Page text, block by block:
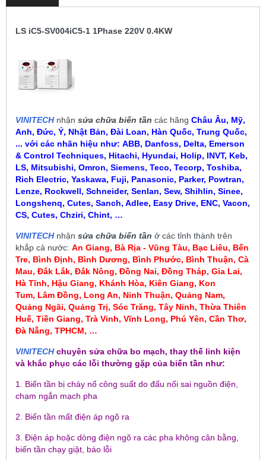
LS iC5-SV004iC5-1 1Phase 220V 0.4KW
VINITECHnhận sửa chữa biến tần các hãng Châu Âu, Mỹ,
Anh, Đức, Ý, Nhật Bản, Đài Loan, Hàn Quốc, Trung Quốc,
... với các nhãn hiệu như: ABB, Danfoss, Delta, Emerson
& Control Techniques, Hitachi, Hyundai, Holip, INVT, Keb,
LS, Mitsubishi, Omron, Siemens, Teco, Tecorp, Toshiba,
Rich Electric, Yaskawa, Fuji, Panasonic, Parker, Powtran,
Lenze, Rockwell, Schneider, Senlan, Sew, Shihlin, Sinee,
Longshenq, Cutes, Sanch, Adlee, Easy Drive, ENC, Vacon,
CS, Cutes, Chziri, Chint, …
VINITECHnhận sửa chữa biến tần ở các tỉnh thành trên
khắp cả nước: An Giang, Bà Rịa - Vũng Tàu, Bạc Liêu, Bến
Tre, Bình Định, Bình Dương, Bình Phước, Bình Thuận, Cà
Mau, Đắk Lắk, Đắk Nông, Đồng Nai, Đồng Tháp, Gia Lai,
Hà Tĩnh, Hậu Giang, Khánh Hòa, Kiên Giang, Kon
Tum, Lâm Đồng, Long An, Ninh Thuận, Quảng Nam,
Quảng Ngãi, Quảng Trị, Sóc Trăng, Tây Ninh, Thừa Thiên
Huế, Tiền Giang, Trà Vinh, Vĩnh Long, Phú Yên, Cần Thơ,
Đà Nẵng, TPHCM, …
VINITECHchuyên sửa chữa bo mạch, thay thế linh kiện
và khắc phục các lỗi thường gặp của biến tần như:
1. Biến tần bị cháy nổ công suất do đấu nối sai nguồn điện,
chạm ngắn mạch pha
2. Biến tần mất điện áp ngõ ra
3. Điện áp hoặc dòng điện ngõ ra các pha không cân bằng,
biến tần chạy giật, báo lỗi